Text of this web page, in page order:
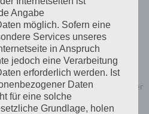
hat
der VZE oder anderen
Maße zu Ehre und Ansehen der
Angabe
möglich. Sofern eine
Services unseres
in Anspruch
jedoch eine Verarbeitung
erforderlich werden. Ist
Daten
für eine solche
Grundlage, holen